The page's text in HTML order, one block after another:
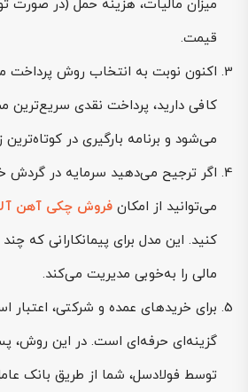
میزان مالیات، هزینه حمل (در صورت
قیمت.
اکنون نوبت به انتخاب روش پرداخت
کافی دارید، پرداخت نقدی سریع‌ترین
می‌شود و برنامه بارگیری در
اگر ترجیح می‌دهید سرمایه در گردش
می‌توانید از امکان فروش چکی آهن
کنید. این مدل برای پیمانکارانی که چند
مالی را به‌خوبی مدیریت می‌کند.
گزینه‌ای حرفه‌ای است. در این روش،